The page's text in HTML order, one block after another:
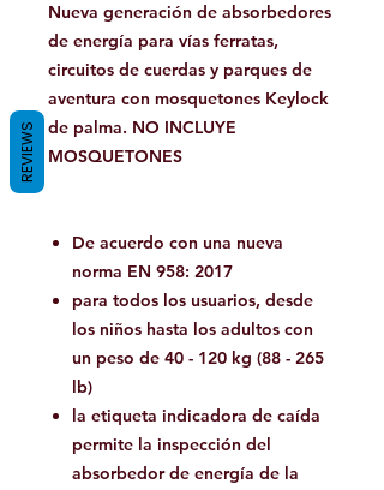
Nueva generación de absorbedores
de energía para vías ferratas,
circuitos de cuerdas y parques de
aventura con mosquetones Keylock
de palma. NO INCLUYE
MOSQUETONES
De acuerdo con una nueva
norma EN 958: 2017
para todos los usuarios, desde
los niños hasta los adultos con
un peso de 40 - 120 kg (88 - 265
lb)
la etiqueta indicadora de caída
permite la inspección del
absorbedor de energía de la
REVIEWS